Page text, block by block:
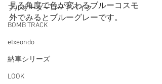
フルオーダーロードバイク
BOMB TRACK
etxeondo
納車シリーズ
LOOK
見る角度で色が変わるブルーコスモ
外でみるとブルーグレーです。